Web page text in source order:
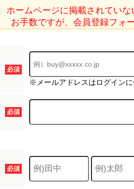
ホームページに掲載されていな
お手数ですが、会員登録フォ
必須
※メールアドレスはログインに
必須
必須